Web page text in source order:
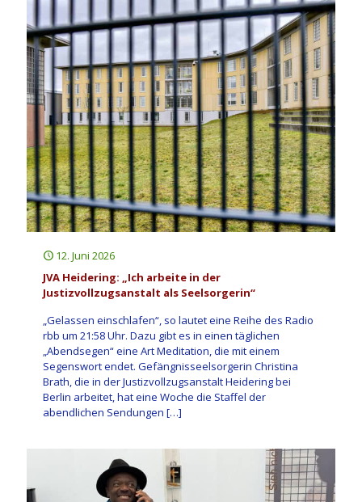
12. Juni 2026
JVA Heidering: „Ich arbeite in der
Justizvollzugsanstalt als Seelsorgerin“
„Gelassen einschlafen“, so lautet eine Reihe des Radio
rbb um 21:58 Uhr. Dazu gibt es in einen täglichen
„Abendsegen“ eine Art Meditation, die mit einem
Segenswort endet. Gefängnisseelsorgerin Christina
Brath, die in der Justizvollzugsanstalt Heidering bei
Berlin arbeitet, hat eine Woche die Staffel der
abendlichen Sendungen […]